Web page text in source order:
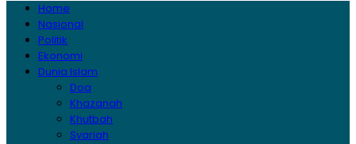
Home
Nasional
Politik
Ekonomi
Dunia Islam
Doa
Khazanah
Khutbah
Syariah